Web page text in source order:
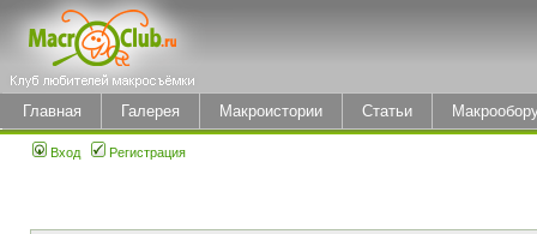
Главная Галерея Макроистории Статьи
Вход Регистрация